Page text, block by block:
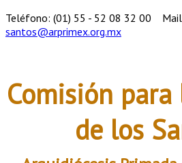
Teléfono: (01) 55 - 52 08 32 00
santos@arprimex.org.mx
Comisión para
de los